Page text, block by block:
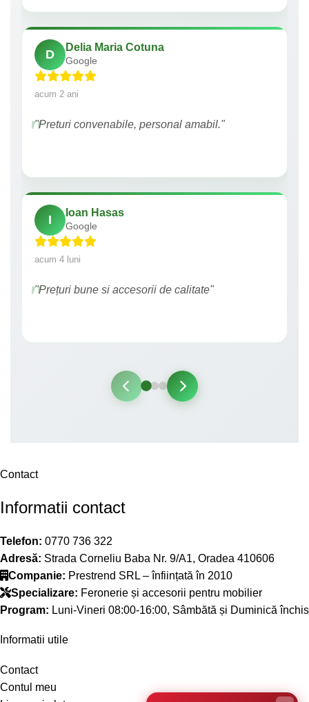
D
Delia Maria Cotuna
Google
acum 2 ani
"Preturi convenabile, personal amabil."
I
Ioan Hasas
Google
acum 4 luni
"Prețuri bune si accesorii de calitate"
Contact
Informatii contact
Telefon: 0770 736 322
Adresă: Strada Corneliu Baba Nr. 9/A1, Oradea 410606
Companie: Prestrend SRL – înființată în 2010
Specializare: Feronerie și accesorii pentru mobilier
Program: Luni-Vineri 08:00-16:00, Sâmbătă și Duminică închis
Informatii utile
Contact
Contul meu